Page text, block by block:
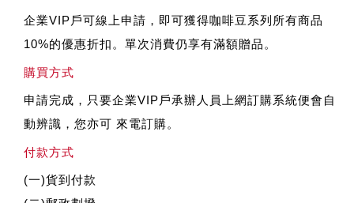
企業VIP戶可線上申請，即可獲得咖啡豆系列所有商品
10%的優惠折扣。單次消費仍享有滿額贈品。
購買方式
申請完成，只要企業VIP戶承辦人員上網訂購系統便會自
動辨識，您亦可 來電訂購。
付款方式
(一)貨到付款